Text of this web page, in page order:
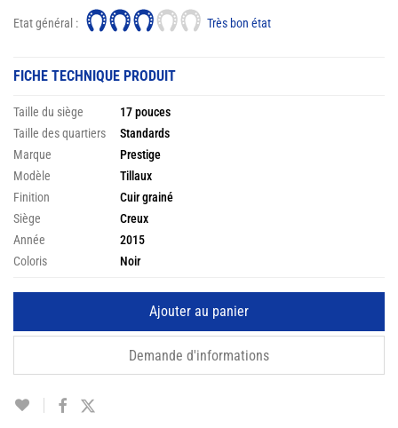
Etat général : Très bon état
FICHE TECHNIQUE PRODUIT
Taille du siège
17 pouces
Taille des quartiers
Standards
Marque
Prestige
Modèle
Tillaux
Finition
Cuir grainé
Siège
Creux
Année
2015
Coloris
Noir
Ajouter au panier
Demande d'informations